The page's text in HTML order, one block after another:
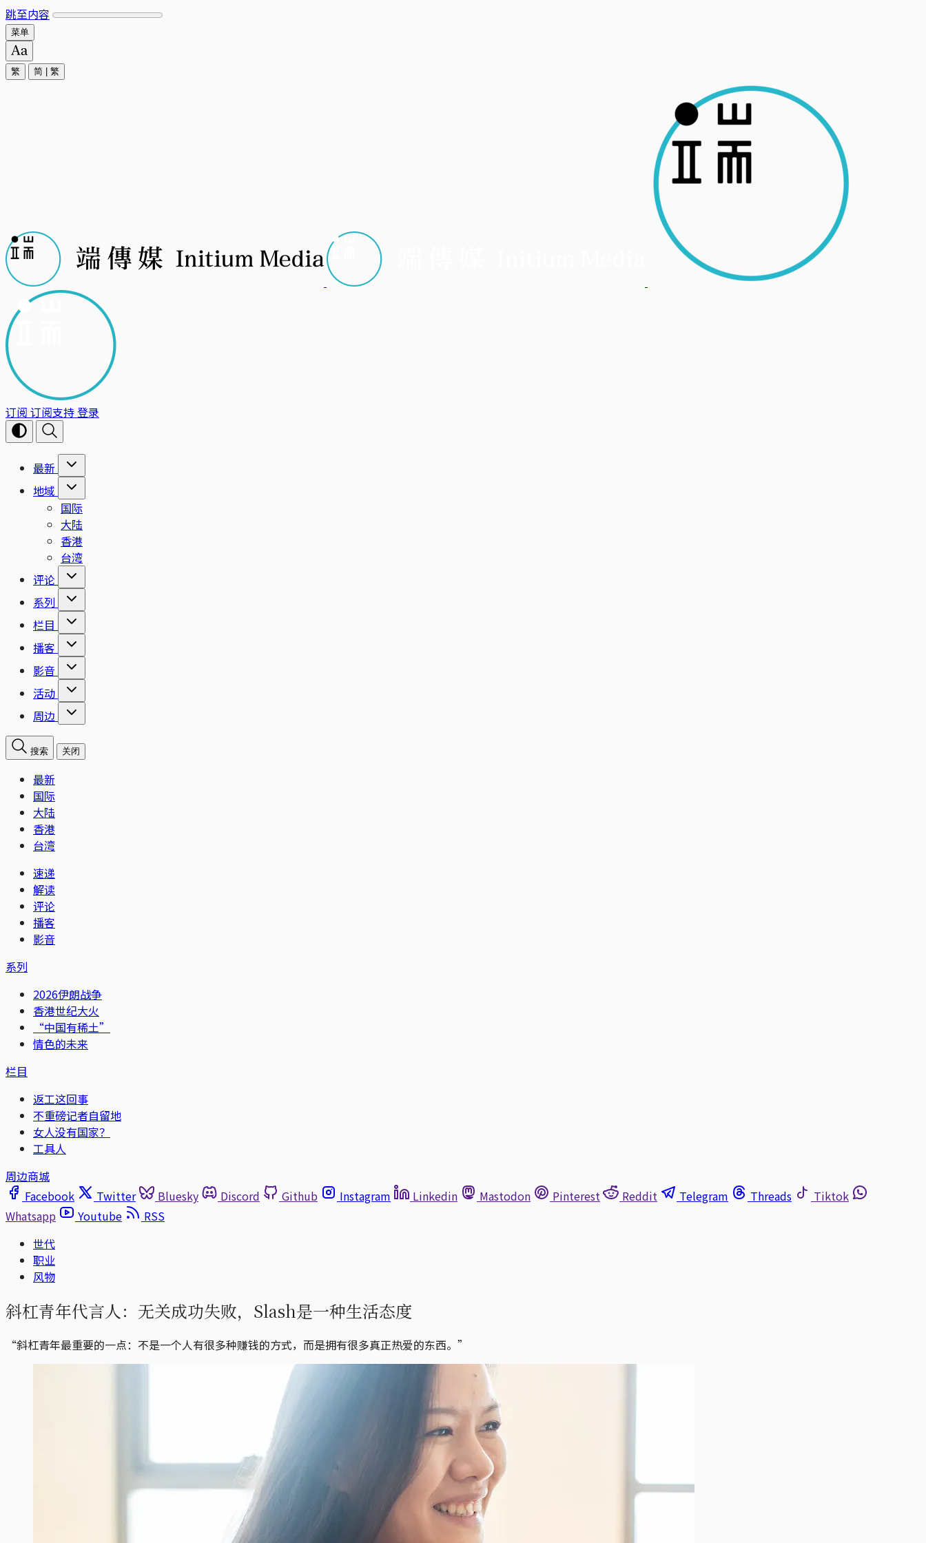
跳至内容
菜单
繁 简 繁
订阅 订阅支持登录
最新
地域
国际
大陆
香港
台湾
评论
系列
栏目
播客
影音
活动
周边
搜索 关闭
最新
国际
大陆
香港
台湾
速递
解读
评论
播客
影音
系列
2026伊朗战争
香港世纪大火
“中国有稀土”
情色的未来
栏目
返工这回事
不重磅记者自留地
女人没有国家？
工具人
周边商城
Facebook
Twitter Bluesky Discord Github Instagram Linkedin Mastodon Pinterest Reddit Telegram Threads
Tiktok
Whatsapp
Youtube
RSS
世代
职业
风物
斜杠青年代言人：无关成功失败，Slash是一种生活态度
“斜杠青年最重要的一点：不是一个人有很多种赚钱的方式，而是拥有很多真正热爱的东西。”